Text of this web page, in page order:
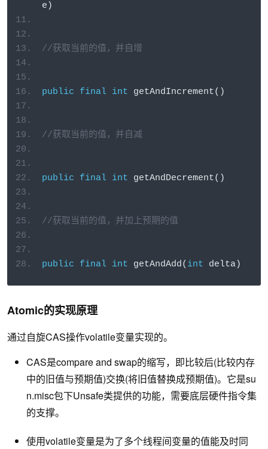
e )
//获取当前的值，并自增
public final int getAndIncrement()
//获取当前的值，并自减
public final int getAndDecrement()
//获取当前的值，并加上预期的值
public final int getAndAdd( int delta)
Atomic的实现原理
通过自旋CAS操作volatile变量实现的。
CAS是compare and swap的缩写，即比较后(比较内存
中的旧值与预期值)交换(将旧值替换成预期值)。它是su
n.misc包下Unsafe类提供的功能，需要底层硬件指令集
的支撑。
使用volatile变量是为了多个线程间变量的值能及时同